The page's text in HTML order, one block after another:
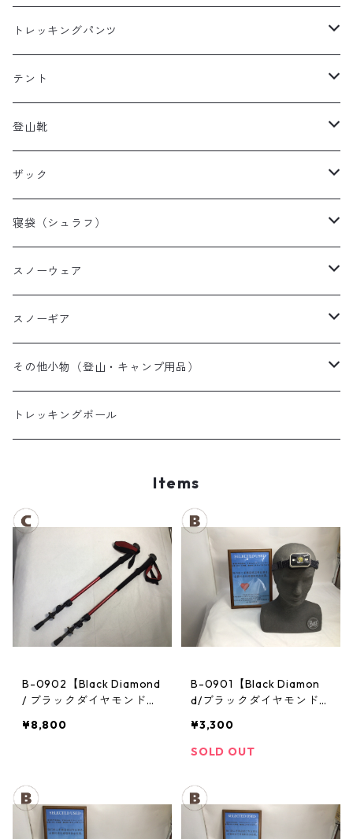
レディースレインウェア
キッズレインウェア
メンズ ダウン/フリース
レディース ダウン/フリース
キッズ ダウン/フリース
トレッキングパンツ
メンズトレッキングパンツ
レディーストレッキングパンツ
テント
キャンプテント
タープ
山岳テント
ツーリングテント
テントその他
登山靴
メンズ登山靴
レディース登山靴
キッズ登山靴
ザック
メンズザック
レディースザック
キッズザック
寝袋（シュラフ）
オールシーズンシュラフ
３シーズンシュラフ
夏用シュラフ
マット・その他
スノーウェア
メンズスノーウェア
レディーススノーウェア
キッズスノーウェア
スノーギア
スノーブーツ
スノーゴーグル
その他小物（登山・キャンプ用品）
帽子
トレッキングポール
Items
B-0902【Black Diamond
/ ブラックダイヤモンド】
イル
¥8,800
B-0901【Black Diamon
d/ブラックダイヤモンド】
¥3,300
SOLD OUT